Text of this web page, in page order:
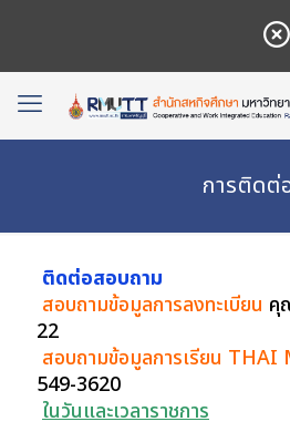
การติดต่
ติดต่อสอบถาม
สอบถามข้อมูลการลงทะเบียน คุ
22
สอบถามข้อมูลการเรียน THAI
549-3620
ในวันและเวลาราชการ